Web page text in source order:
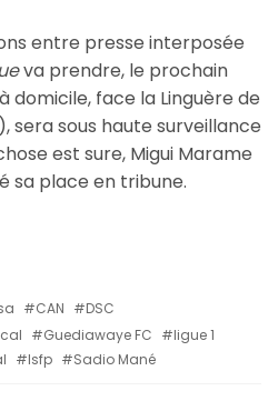
entre presse interposée
va prendre, le prochain
domicile, face la Linguère de
sera sous haute surveillance
est sure, Migui Marame
sa place en tribune.
CAN
DSC
Guediawaye FC
ligue 1
lsfp Sadio Mané